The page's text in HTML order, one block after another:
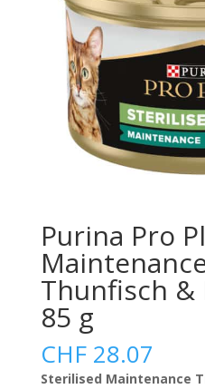
Purina Pro
Thunfisch &
85 g
CHF28.07
Sterilised Maintenance